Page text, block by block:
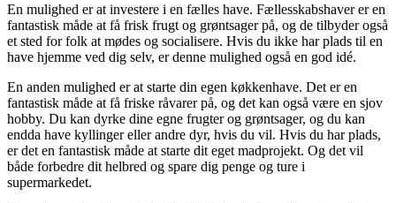
En mulighed er at investere i en fælles have. Fællesskabshaver er en
fantastisk måde at få frisk frugt og grøntsager på, og de tilbyder også
et sted for folk at mødes og socialisere. Hvis du ikke har plads til en
have hjemme ved dig selv, er denne mulighed også en god idé.
En anden mulighed er at starte din egen køkkenhave. Det er en
fantastisk måde at få friske råvarer på, og det kan også være en sjov
hobby. Du kan dyrke dine egne frugter og grøntsager, og du kan
endda have kyllinger eller andre dyr, hvis du vil. Hvis du har plads,
er det en fantastisk måde at starte dit eget madprojekt. Og det vil
både forbedre dit helbred og spare dig penge og ture i
supermarkedet.